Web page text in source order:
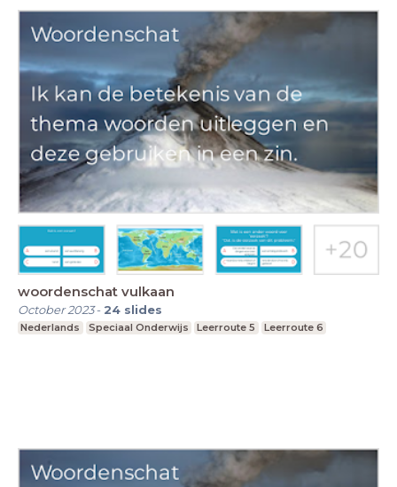
woordenschat vulkaan
October 2023- 24 slides
Nederlands Speciaal Onderwijs Leerroute 5 Leerroute 6